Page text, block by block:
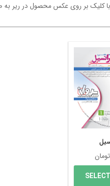
با کلیک بر روی عکس محصول در ریر
تومان